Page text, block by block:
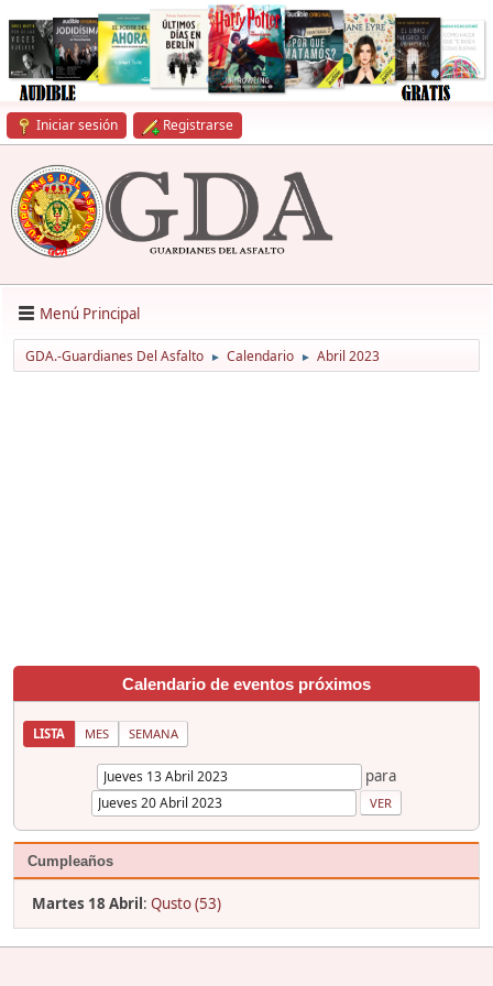
Iniciar sesión Registrarse
Menú Principal
GDA.-Guardianes Del Asfalto ► Calendario ► Abril 2023
Calendario de eventos próximos
LISTA MES SEMANA
para
Cumpleaños
Martes 18 Abril: Qusto (53)